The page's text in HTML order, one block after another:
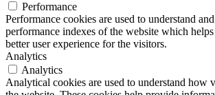
Performance
Performance cookies are used to understand
performance indexes of the website which
better user experience for the visitors.
Analytics
Analytics
Analytical cookies are used to understand how